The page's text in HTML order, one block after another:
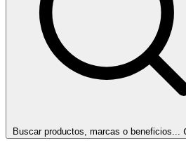
Buscar productos, marcas o beneficios...